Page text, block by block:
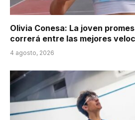
Olivia Conesa: La joven
correrá entre las mejores
4 agosto, 2026